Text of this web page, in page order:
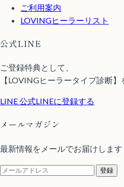
ご利用案内
LOVINGヒーラーリスト
公式LINE
ご登録特典として、
【LOVINGヒーラータイプ診断】
LINE公式LINEに登録する
メールマガジン
最新情報をメールでお届けします
登録